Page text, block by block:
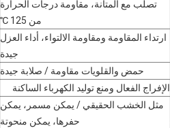
تصلب مع المتانة، مقاومة درجات الحرارة
من 125 ℃
ارتداء المقاومة ومقاومة الالتواء، أداء العزل
جيدة
حمض والقلويات مقاومة / صلابة جيدة
الإفراج الفعال ومنع توليد الكهرباء الساكنة
مثل الخشب الحقيقي / يمكن مسمر، يمكن
حفرها، يمكن منحوتة